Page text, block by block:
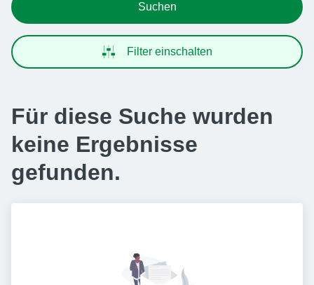
Suchen
Filter einschalten
Für diese Suche wurden
keine Ergebnisse
gefunden.